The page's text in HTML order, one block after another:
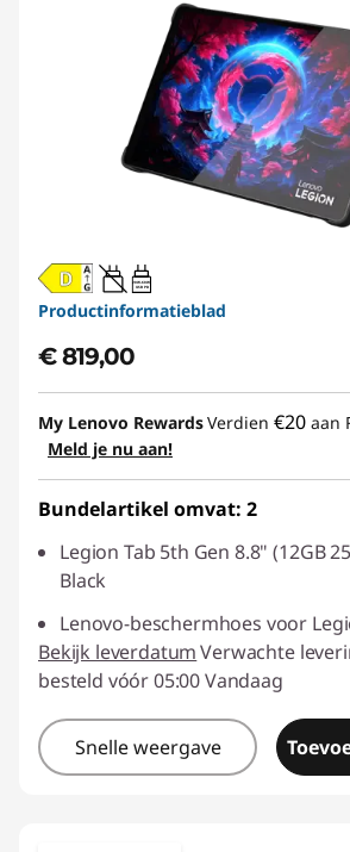
20W-60W
USB PD
Productinformatieblad
€ 819,00
My Lenovo RewardsVerdien €20 aan
Meld je nu aan!
Bundelartikel omvat: 2
Legion Tab 5th Gen 8.8" (12GB
Black
Lenovo-beschermhoes voor
Bekijk leverdatumVerwachte
besteld vóór 05:00 Vandaag
Snelle weergave